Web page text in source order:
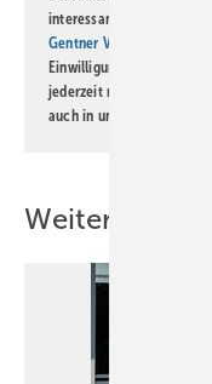
interessante Verlags- und
Gentner Verlag GmbH &
Einwilligung kann ich
jederzeit möglich.
auch in unserer
Weitere Inhalte